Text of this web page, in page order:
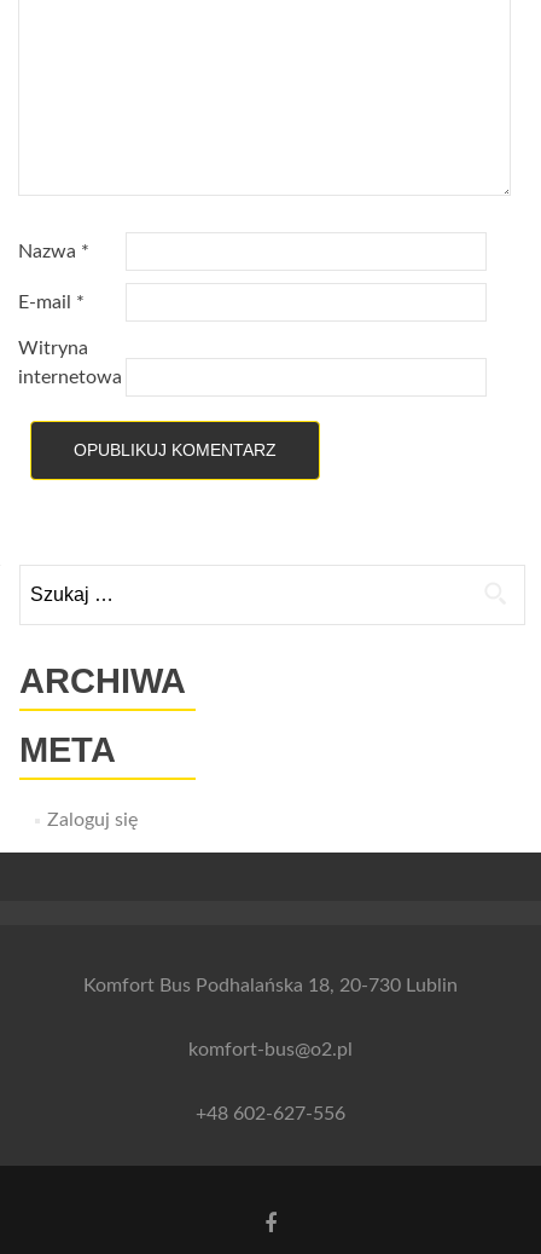
Nazwa *
E-mail *
Witryna
internetowa
ARCHIWA
META
Zaloguj się
Komfort Bus Podhalańska 18, 20-730 Lublin
komfort-bus@o2.pl
+48 602-627-556
Link